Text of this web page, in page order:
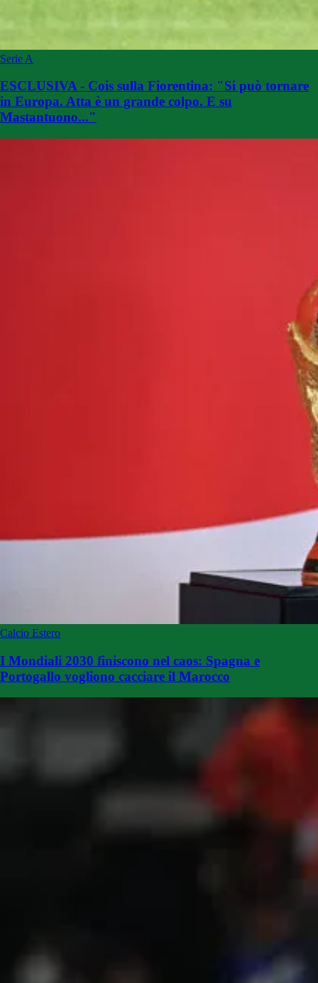
Serie A
ESCLUSIVA - Cois sulla Fiorentina: "Si può tornare
in Europa. Atta è un grande colpo. E su
Mastantuono..."
Calcio Estero
I Mondiali 2030 finiscono nel caos: Spagna e
Portogallo vogliono cacciare il Marocco